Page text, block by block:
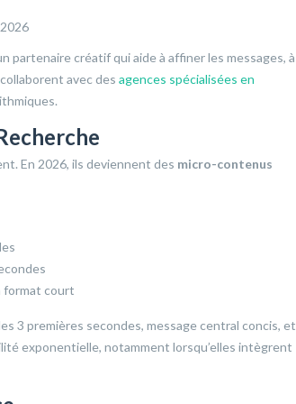
partenaire créatif qui aide à affiner les messages, à
avec des agences spécialisées en
En 2026, ils deviennent des micro-contenus
format court
3 premières secondes, message central concis, et
exponentielle, notamment lorsqu’elles intègrent